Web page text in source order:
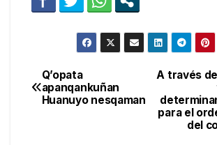
Navegación
de
A través
para el
del
Q’opata
apanqankuñan
Huanuyo nesqaman